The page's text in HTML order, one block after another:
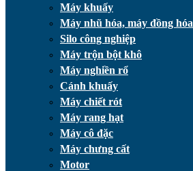
Máy khuấy
Máy nhũ hóa, máy đồng hóa
Silo công nghiệp
Máy trộn bột khô
Máy nghiền rổ
Cánh khuấy
Máy chiết rót
Máy rang hạt
Máy cô đặc
Máy chưng cất
Motor